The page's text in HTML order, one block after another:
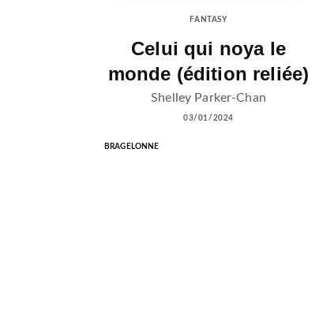
FANTASY
Celui qui noya le
monde (édition reliée)
Shelley Parker-Chan
03/01/2024
BRAGELONNE